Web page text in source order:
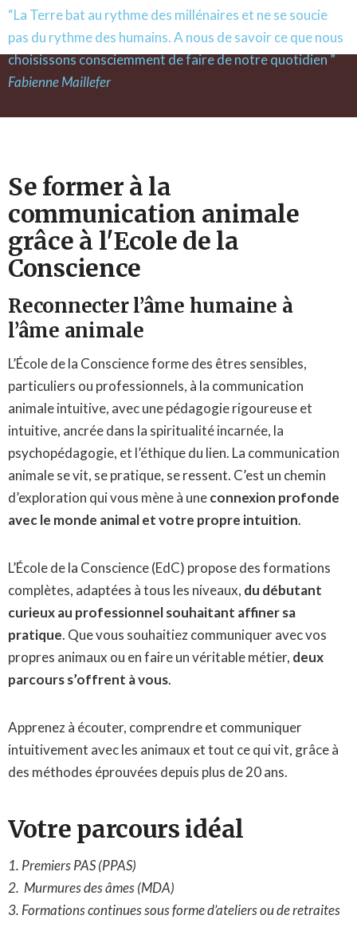
“La Terre bat au rythme des millénaires et ne se soucie
pas du rythme des humains. A nous de savoir ce que nous
choisissons consciemment de faire de notre quotidien ”
Fabienne Maillefer
Se former à la
communication animale
grâce à l'Ecole de la
Conscience
Reconnecter l’âme humaine à
l’âme animale
L’École de la Conscience forme des êtres sensibles,
particuliers ou professionnels, à la communication
animale intuitive, avec une pédagogie rigoureuse et
intuitive, ancrée dans la spiritualité incarnée, la
psychopédagogie, et l’éthique du lien. La communication
animale se vit, se pratique, se ressent. C’est un chemin
d’exploration qui vous mène à uneconnexion profonde
avec le monde animal et votre propre intuition.
L’École de la Conscience (EdC) propose des formations
complètes, adaptées à tous les niveaux, du débutant
curieux au professionnel souhaitant affiner sa
pratique. Que vous souhaitiez communiquer avec vos
propres animaux ou en faire un véritable métier, deux
parcours s’offrent à vous.
Apprenez à écouter, comprendre et communiquer
intuitivement avec les animaux et tout ce qui vit, grâce à
des méthodes éprouvées depuis plus de 20 ans.
Votre parcours idéal
1. Premiers PAS (PPAS)
2. Murmures des âmes (MDA)
3. Formations continues sous forme d’ateliers ou de retraites